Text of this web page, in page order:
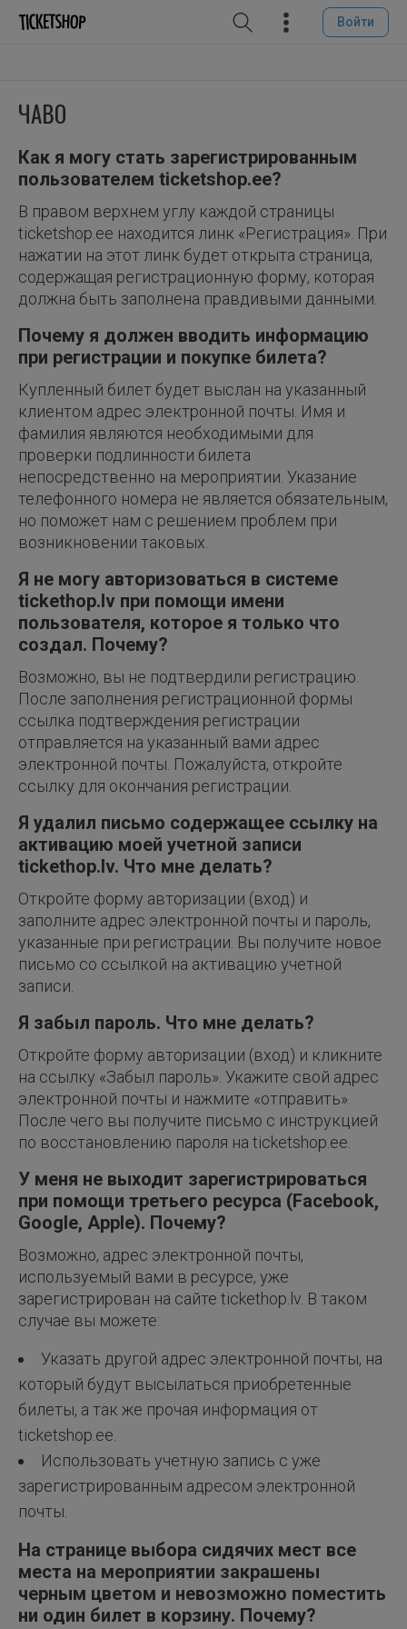
Войти
ЧАВО
Как я могу стать зарегистрированным
пользователем ticketshop.ee?
В правом верхнем углу каждой страницы
ticketshop.ee находится линк «Регистрация». При
нажатии на этот линк будет открыта страница,
содержащая регистрационную форму, которая
должна быть заполнена правдивыми данными.
Почему я должен вводить информацию
при регистрации и покупке билета?
Купленный билет будет выслан на указанный
клиентом адрес электронной почты. Имя и
фамилия являются необходимыми для
проверки подлинности билета
непосредственно на мероприятии. Указание
телефонного номера не является обязательным,
но поможет нам с решением проблем при
возникновении таковых.
Я не могу авторизоваться в системе
tickethop.lv при помощи имени
пользователя, которое я только что
создал. Почему?
Возможно, вы не подтвердили регистрацию.
После заполнения регистрационной формы
ссылка подтверждения регистрации
отправляется на указанный вами адрес
электронной почты. Пожалуйста, откройте
ссылку для окончания регистрации.
Я удалил письмо содержащее ссылку на
активацию моей учетной записи
tickethop.lv. Что мне делать?
Откройте форму авторизации (вход) и
заполните адрес электронной почты и пароль,
указанные при регистрации. Вы получите новое
письмо со ссылкой на активацию учетной
записи.
Я забыл пароль. Что мне делать?
Откройте форму авторизации (вход) и кликните
на ссылку «Забыл пароль». Укажите свой адрес
электронной почты и нажмите «отправить».
После чего вы получите письмо с инструкцией
по восстановлению пароля на ticketshop.ee.
У меня не выходит зарегистрироваться
при помощи третьего ресурса (Facebook,
Google, Apple). Почему?
Возможно, адрес электронной почты,
используемый вами в ресурсе, уже
зарегистрирован на сайте tickethop.lv. В таком
случае вы можете:
Указать другой адрес электронной почты, на
который будут высылаться приобретенные
билеты, а так же прочая информация от
ticketshop.ee.
Использовать учетную запись с уже
зарегистрированным адресом электронной
почты.
На странице выбора сидячих мест все
места на мероприятии закрашены
черным цветом и невозможно поместить
ни один билет в корзину. Почему?